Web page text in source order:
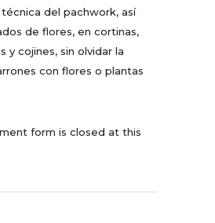
del pachwork, así
de flores, en cortinas,
y cojines, sin olvidar la
con flores o plantas
form is closed at this